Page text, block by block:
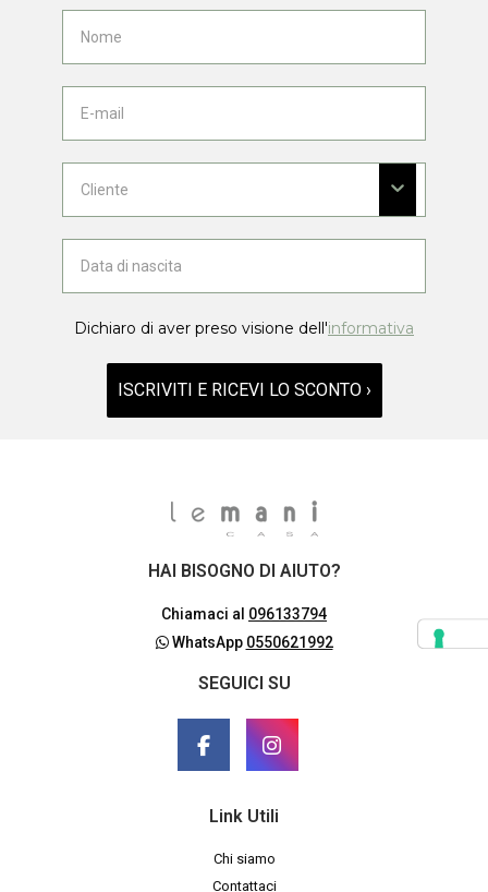
Dichiaro di aver preso visione dell'informativa
ISCRIVITI E RICEVI LO SCONTO ›
HAI BISOGNO DI AIUTO?
Chiamaci al 096133794
WhatsApp 0550621992
SEGUICI SU
Link Utili
Chi siamo
Contattaci